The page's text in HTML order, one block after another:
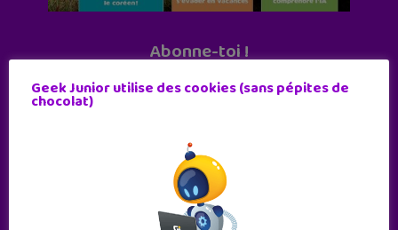
Abonne-toi !
11 numéros par an
Geek Junior utilise des cookies (sans pépites de
chocolat)